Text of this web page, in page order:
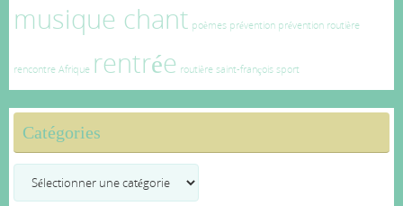
musique chant poèmes prévention prévention routière
rencontre Afrique rentrée routière saint-françois sport
Catégories